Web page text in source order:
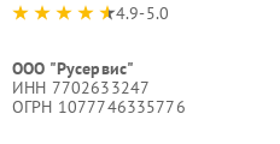
4.9-5.0
ООО "Русервис"
ИНН 7702633247
ОГРН 1077746335776